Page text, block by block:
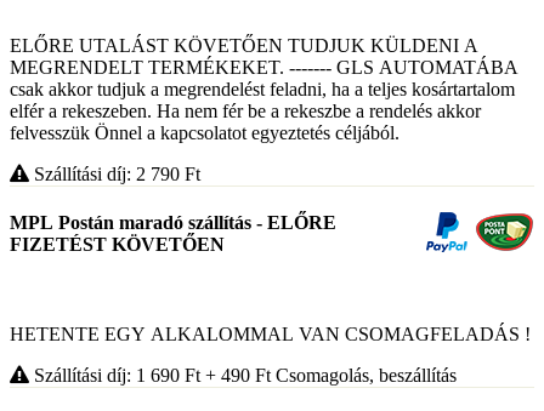
ELŐRE UTALÁST KÖVETŐEN TUDJUK KÜLDENI A
MEGRENDELT TERMÉKEKET. ------- GLS AUTOMATÁBA
csak akkor tudjuk a megrendelést feladni, ha a teljes kosártartalom
elfér a rekeszeben. Ha nem fér be a rekeszbe a rendelés akkor
felvesszük Önnel a kapcsolatot egyeztetés céljából.
Szállítási díj: 2 790 Ft
MPL Postán maradó szállítás - ELŐRE
FIZETÉST KÖVETŐEN
HETENTE EGY ALKALOMMAL VAN CSOMAGFELADÁS !
Szállítási díj: 1 690 Ft + 490 Ft Csomagolás, beszállítás